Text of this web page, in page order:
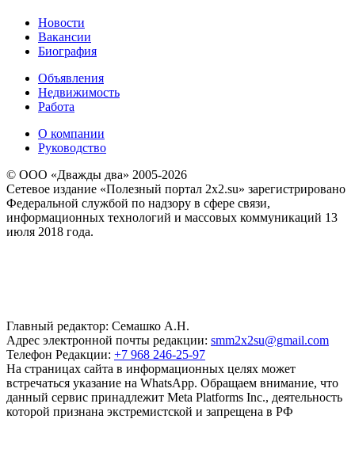
Новости
Вакансии
Биография
Объявления
Недвижимость
Работа
О компании
Руководство
© ООО «Дважды два» 2005-2026
Сетевое издание «Полезный портал 2x2.su» зарегистрировано
Федеральной службой по надзору в сфере связи,
информационных технологий и массовых коммуникаций 13
июля 2018 года.
Главный редактор: Семашко А.Н.
Адрес электронной почты редакции: smm2x2su@gmail.com
Телефон Редакции: +7 968 246-25-97
На страницах сайта в информационных целях может
встречаться указание на WhatsApp. Обращаем внимание, что
данный сервис принадлежит Meta Platforms Inc., деятельность
которой признана экстремистской и запрещена в РФ